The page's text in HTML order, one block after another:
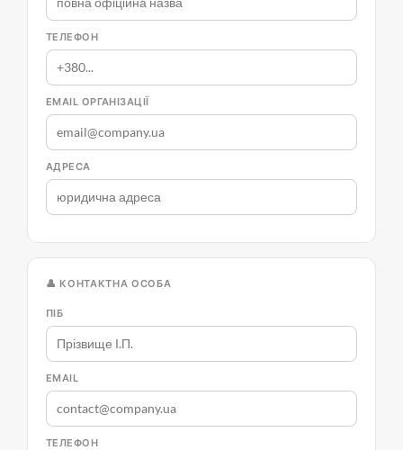
ТЕЛЕФОН
EMAIL ОРГАНІЗАЦІЇ
АДРЕСА
👤 КОНТАКТНА ОСОБА
ПІБ
EMAIL
ТЕЛЕФОН